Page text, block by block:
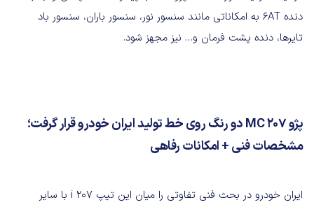
دنده ۶AT به امکاناتی مانند سنسور نور، سنسور باران، سنسور باد
تایرها، دنده پشت فرمان و… نیز مجهز شود.
پژو ۲۰۷ MC دو رنگ روی خط تولید ایران خودرو قرار گرفت؛
مشخصات فنی + امکانات رفاهی
ایران خودرو در بحث فنی تفاوتی را میان این تیپ ۲۰۷ i با سایر